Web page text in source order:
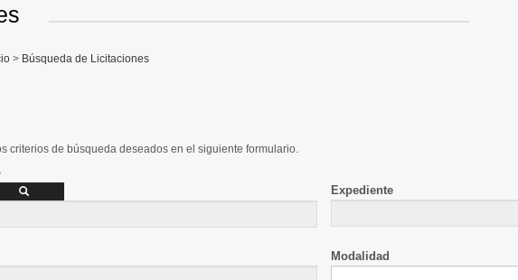
> Búsqueda de Licitaciones
criterios de búsqueda deseados en el siguiente formulario.
Expediente
Modalidad